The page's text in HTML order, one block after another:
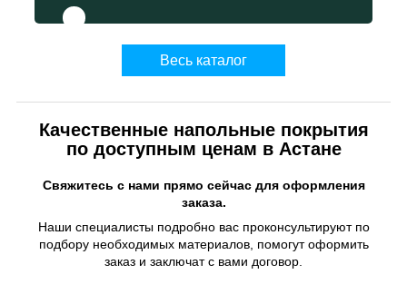
Весь каталог
Качественные напольные покрытия
по доступным ценам в Астане
Свяжитесь с нами прямо сейчас для оформления
заказа.
Наши специалисты подробно вас проконсультируют по
подбору необходимых материалов, помогут оформить
заказ и заключат с вами договор.